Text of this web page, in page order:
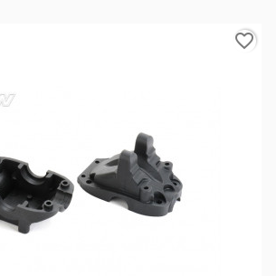
favorite_border